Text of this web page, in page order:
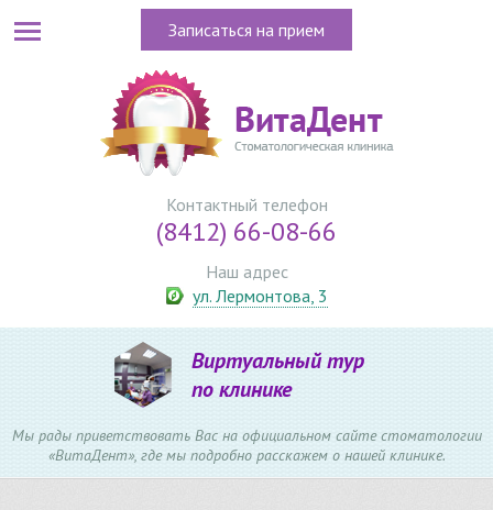
Контактный телефон
(8412) 66-08-66
Наш адрес
ул. Лермонтова, 3
Записаться на прием
Виртуальный тур
по клинике
Мы рады приветствовать Вас на официальном сайте стоматологии
«ВитаДент», где мы подробно расскажем о нашей клинике.